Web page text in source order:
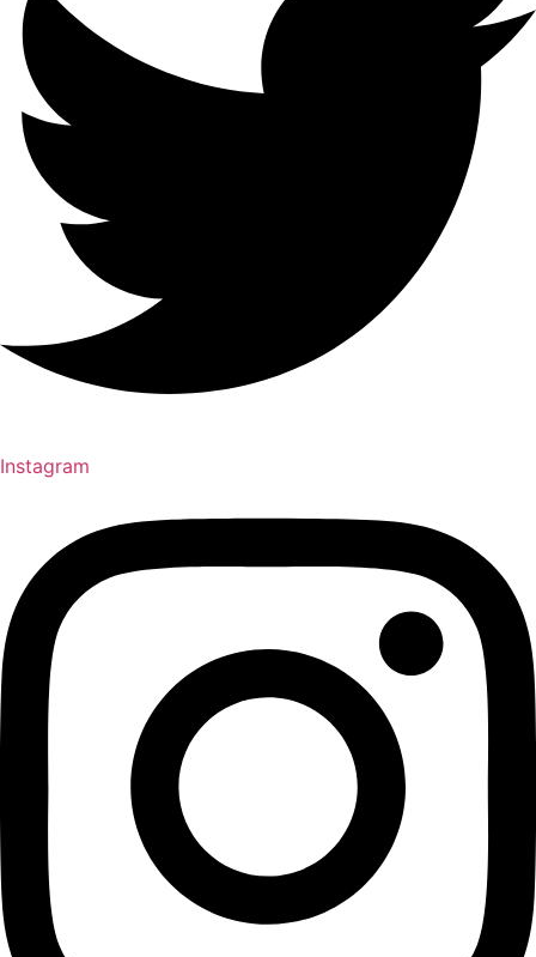
Instagram